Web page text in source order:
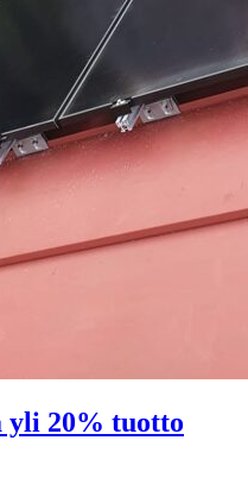
yli 20% tuotto